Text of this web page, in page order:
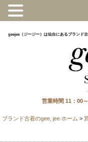
geejee（ジージー）は仙台にあるブランド
営業時間 11：00
ブランド古着のgee, jee ホーム >